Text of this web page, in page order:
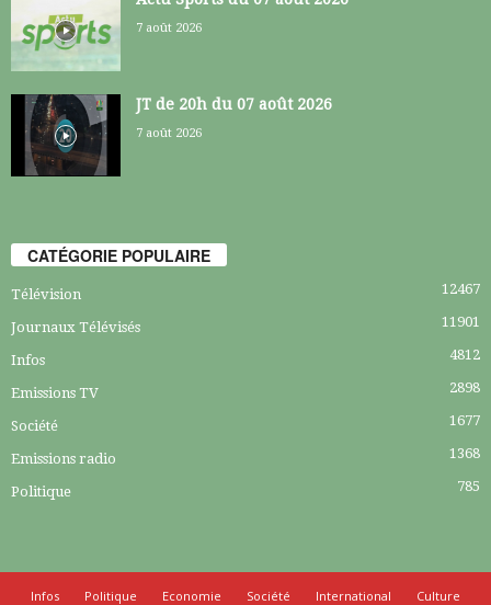
7 août 2026
JT de 20h du 07 août 2026
7 août 2026
CATÉGORIE POPULAIRE
Télévision 12467
Journaux Télévisés 11901
Infos 4812
Emissions TV 2898
Société 1677
Emissions radio 1368
Politique 785
Infos Politique Economie Société International Culture